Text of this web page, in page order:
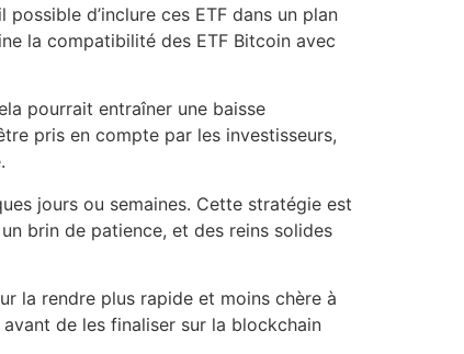
d’inclure ces ETF dans un plan
la compatibilité des ETF Bitcoin avec
pourrait entraîner une baisse
pris en compte par les investisseurs,
jours ou semaines. Cette stratégie est
brin de patience, et des reins solides
la rendre plus rapide et moins chère à
de les finaliser sur la blockchain